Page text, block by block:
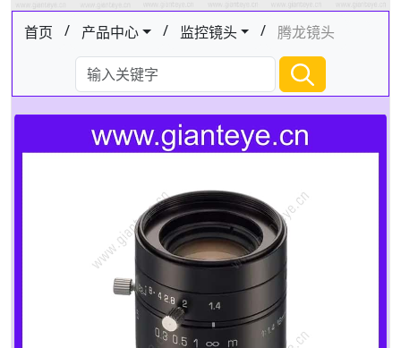
首页 / 产品中心 / 监控镜头 / 腾龙镜头